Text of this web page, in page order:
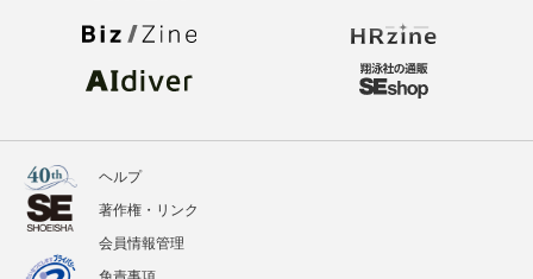
ヘルプ
著作権・リンク
会員情報管理
免責事項